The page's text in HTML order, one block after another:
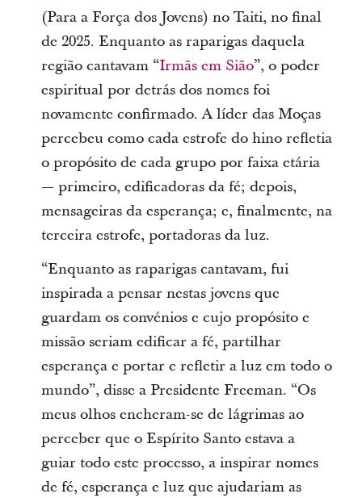
(Para a Força dos Jovens) no Taiti, no final
de 2025. Enquanto as raparigas daquela
região cantavam “Irmãs em Sião”, o poder
espiritual por detrás dos nomes foi
novamente confirmado. A líder das Moças
percebeu como cada estrofe do hino refletia
o propósito de cada grupo por faixa etária
— primeiro, edificadoras da fé; depois,
mensageiras da esperança; e, finalmente, na
terceira estrofe, portadoras da luz.
“Enquanto as raparigas cantavam, fui
inspirada a pensar nestas jovens que
guardam os convénios e cujo propósito e
missão seriam edificar a fé, partilhar
esperança e portar e refletir a luz em todo o
mundo”, disse a Presidente Freeman. “Os
meus olhos encheram-se de lágrimas ao
perceber que o Espírito Santo estava a
guiar todo este processo, a inspirar nomes
de fé, esperança e luz que ajudariam as